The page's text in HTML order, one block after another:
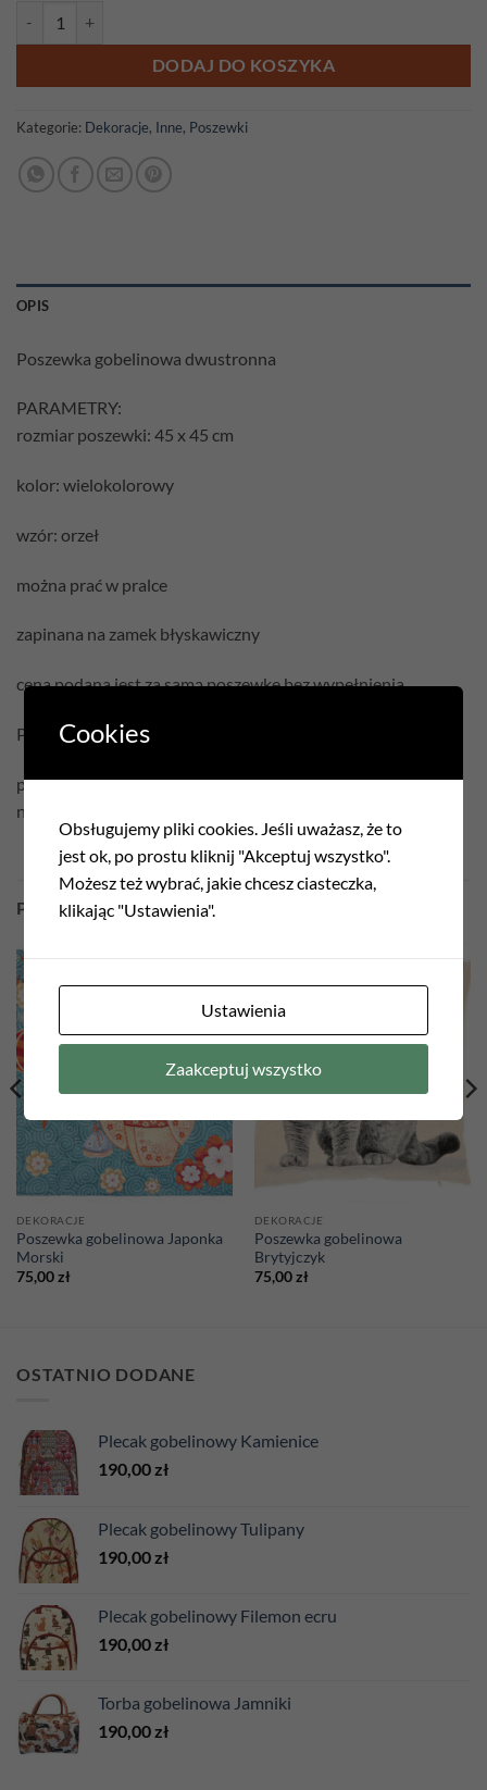
DODAJ DO KOSZYKA
Kategorie: Dekoracje, Inne, Poszewki
OPIS
Poszewka gobelinowa dwustronna
PARAMETRY:
rozmiar poszewki: 45 x 45 cm
kolor: wielokolorowy
wzór: orzeł
można prać w pralce
zapinana na zamek błyskawiczny
cena podana jest za samą poszewkę bez wypełnienia
Pielęgnacja:
prać w temperaturze 30°C
nie czyścić chemicznie
PODOBNE PRODUKTY
DEKORACJE
Poszewka gobelinowa Japonka
Morski
75,00zł
DEKORACJE
Poszewka gobelinowa
Brytyjczyk
75,00zł
OSTATNIO DODANE
Plecak gobelinowy Kamienice
190,00 zł
Plecak gobelinowy Tulipany
190,00 zł
Plecak gobelinowy Filemon ecru
190,00 zł
Torba gobelinowa Jamniki
190,00 zł
Cookies
Obsługujemy pliki cookies. Jeśli uważasz, że to
jest ok, po prostu kliknij "Akceptuj wszystko".
Możesz też wybrać, jakie chcesz ciasteczka,
klikając "Ustawienia".
Ustawienia
Zaakceptuj wszystko